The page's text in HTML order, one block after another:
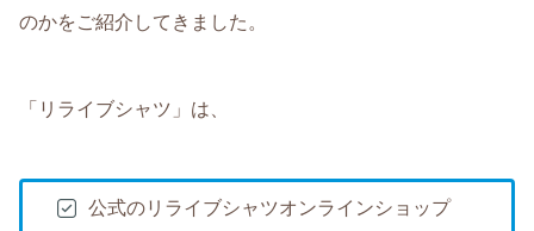
のかをご紹介してきました。
「リライブシャツ」は、
公式のリライブシャツオンラインショップ